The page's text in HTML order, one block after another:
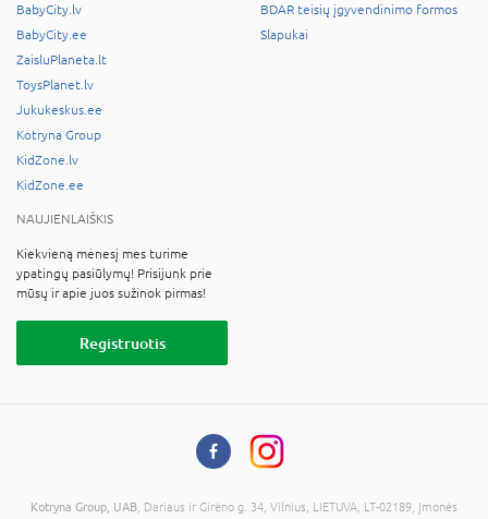
BabyCity.lv
BabyCity.ee
ZaisluPlaneta.lt
ToysPlanet.lv
Jukukeskus.ee
Kotryna Group
KidZone.lv
KidZone.ee
BDAR teisių įgyvendinimo formos
Slapukai
NAUJIENLAIŠKIS
Kiekvieną mėnesį mes turime
ypatingų pasiūlymų! Prisijunk prie
mūsų ir apie juos sužinok pirmas!
Registruotis
Kotryna Group, UAB , Dariaus ir Girėno g. 34, Vilnius, LIETUVA, LT-02189, Įmonės